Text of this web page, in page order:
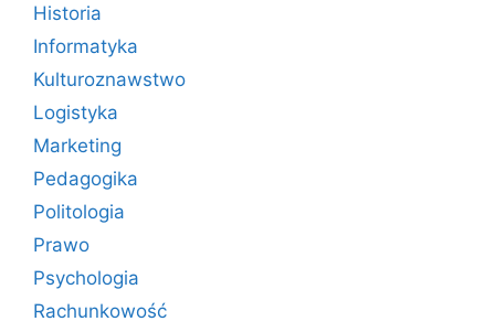
Historia
Informatyka
Kulturoznawstwo
Logistyka
Marketing
Pedagogika
Politologia
Prawo
Psychologia
Rachunkowość